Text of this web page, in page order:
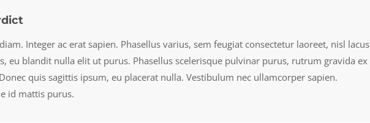
Integer ac erat sapien. Phasellus varius, sem feugiat consectetur laoreet, nisl lacus
eu blandit nulla elit ut purus. Phasellus scelerisque pulvinar purus, rutrum gravida ex
quis sagittis ipsum, eu placerat nulla. Vestibulum nec ullamcorper sapien.
id mattis purus.